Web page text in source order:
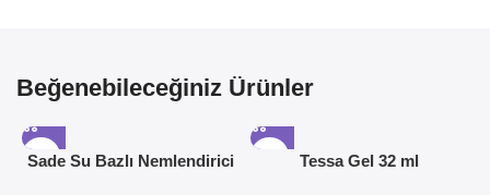
Beğenebileceğiniz Ürünler
Sade Su Bazlı Nemlendirici
Tessa Gel 32 ml